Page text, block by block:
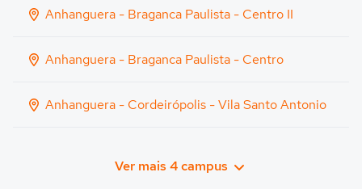
Anhanguera - Braganca Paulista - Centro II
Anhanguera - Braganca Paulista - Centro
Anhanguera - Cordeirópolis - Vila Santo Antonio
Ver mais 4 campus